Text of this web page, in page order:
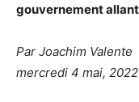
gouvernement allant
Par Joachim Valente
mercredi 4 mai, 2022